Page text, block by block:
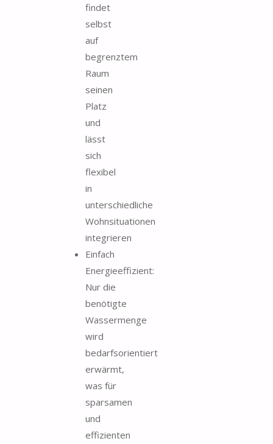
findet
selbst
auf
begrenztem
Raum
seinen
Platz
und
lässt
sich
flexibel
in
unterschiedliche
Wohnsituationen
integrieren
Einfach
Energieeffizient:
Nur die
benötigte
Wassermenge
wird
bedarfsorientiert
erwärmt,
was für
sparsamen
und
effizienten